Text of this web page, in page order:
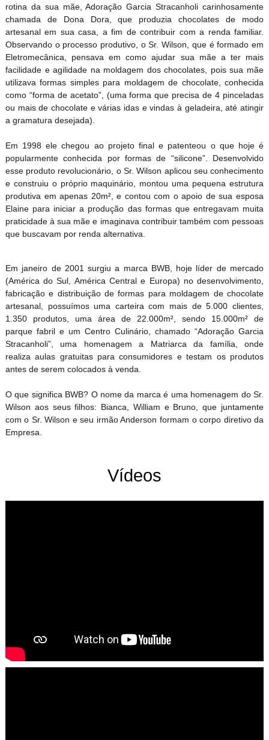
rotina da sua mãe, Adoração Garcia Stracanholi carinhosamente
chamada de Dona Dora, que produzia chocolates de modo
artesanal em sua casa, a fim de contribuir com a renda familiar.
Observando o processo produtivo, o Sr. Wilson, que é formado em
Eletromecânica, pensava em como ajudar sua mãe a ter mais
facilidade e agilidade na moldagem dos chocolates, pois sua mãe
utilizava formas simples para moldagem de chocolate, conhecida
como “forma de acetato”, (uma forma que precisa de 4 pinceladas
ou mais de chocolate e várias idas e vindas à geladeira, até atingir
a gramatura desejada).
Em 1998 ele chegou ao projeto final e patenteou o que hoje é
popularmente conhecida por formas de “silicone”. Desenvolvido
esse produto revolucionário, o Sr. Wilson aplicou seu conhecimento
e construiu o próprio maquinário, montou uma pequena estrutura
produtiva em apenas 20m², e contou com o apoio de sua esposa
Elaine para iniciar a produção das formas que entregavam muita
praticidade à sua mãe e imaginava contribuir também com pessoas
que buscavam por renda alternativa.
Em janeiro de 2001 surgiu a marca BWB, hoje líder de mercado
(América do Sul, América Central e Europa) no desenvolvimento,
fabricação e distribuição de formas para moldagem de chocolate
artesanal, possuímos uma carteira com mais de 5.000 clientes,
1.350 produtos, uma área de 22.000m², sendo 15.000m² de
parque fabril e um Centro Culinário, chamado “Adoração Garcia
Stracanholi”, uma homenagem a Matriarca da família, onde
realiza aulas gratuitas para consumidores e testam os produtos
antes de serem colocados à venda.
O que significa BWB? O nome da marca é uma homenagem do Sr.
Wilson aos seus filhos: Bianca, William e Bruno, que juntamente
com o Sr. Wilson e seu irmão Anderson formam o corpo diretivo da
Empresa.
Vídeos